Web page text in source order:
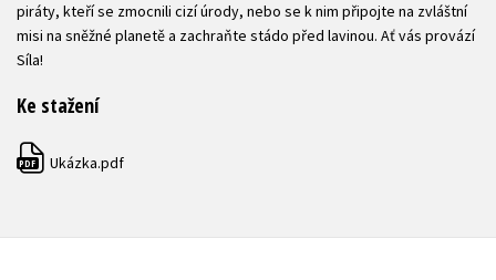
piráty, kteří se zmocnili cizí úrody, nebo se k nim připojte na zvláštní
misi na sněžné planetě a zachraňte stádo před lavinou. Ať vás provází
Síla!
Ke stažení
PDF Ukázka.pdf